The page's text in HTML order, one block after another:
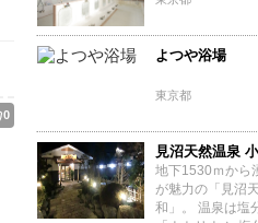
0
よつや浴場
東京都
見沼天然温泉
地下1530ｍから
が魅力の「見沼
和」。 温泉は塩